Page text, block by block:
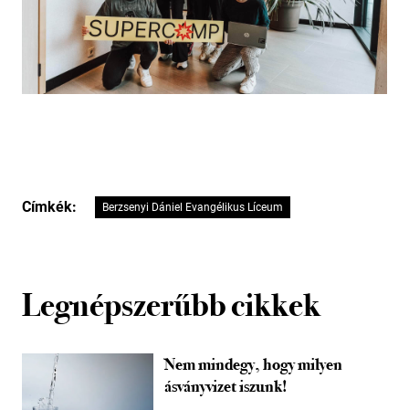
Címkék: Berzsenyi Dániel Evangélikus Líceum
Legnépszerűbb cikkek
Nem mindegy, hogy milyen
ásványvizet iszunk!